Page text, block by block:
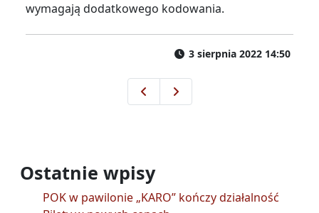
wymagają dodatkowego kodowania.
3 sierpnia 2022 14:50
2 sierpnia zmiana tras linii w
10 sierpnia zmiana tras
Ostatnie wpisy
POK w pawilonie „KARO” kończy działalność